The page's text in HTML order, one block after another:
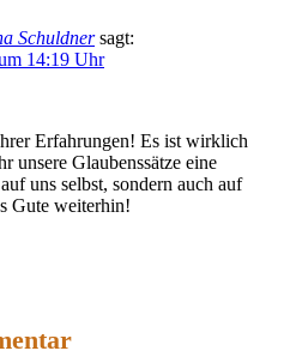
Schuldner sagt:
14:19 Uhr
Erfahrungen! Es ist wirklich
unsere Glaubenssätze eine
uns selbst, sondern auch auf
Gute weiterhin!